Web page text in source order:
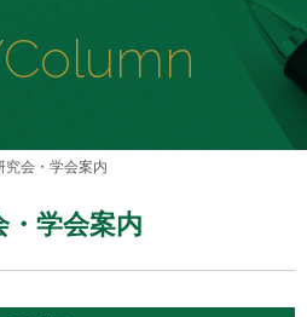
究会・学会案内
・学会案内